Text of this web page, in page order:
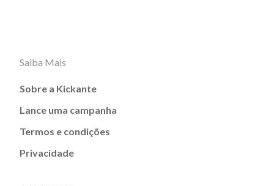
Saiba Mais
Sobre a Kickante
Lance uma campanha
Termos e condições
Privacidade